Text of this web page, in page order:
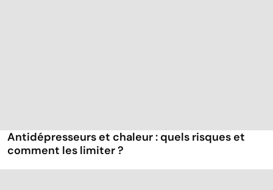
Antidépresseurs et chaleur : quels risques et
comment les limiter ?